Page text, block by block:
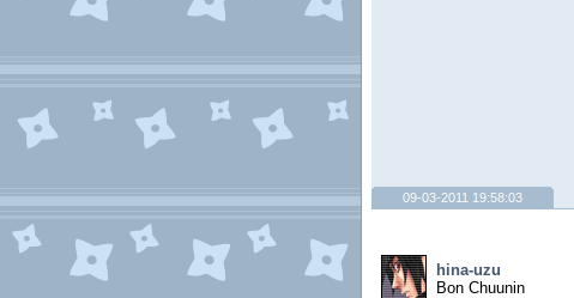
09-03-2011 19:58:03
hina-uzu
Bon Chuunin